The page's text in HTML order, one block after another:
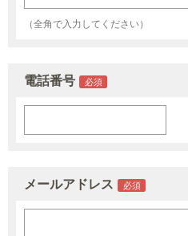
（全角で入力してください）
電話番号
メールアドレス